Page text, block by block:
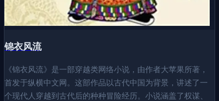
锦衣风流
《锦衣风流》是一部穿越类网络小说，由作者大苹果所著，
首发于纵横中文网。这部作品以古代中国为背景，讲述了一
个现代人穿越到古代后的种种冒险经历。小说涵盖了权谋、